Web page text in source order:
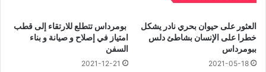
العثور على حيوان بحري نادر يشكل
خطرا على الإنسان بشاطئ دلس
ببومرداس
2021-05-18
بومرداس تتطلع للارتقاء إلى قطب
امتياز في إصلاح و صيانة و بناء
السفن
2021-12-21